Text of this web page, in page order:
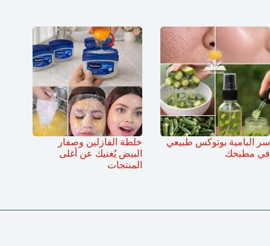
سر البامية بوتوكس طبيعي
في مطبخك
خلطة الفازلين وصفار
البيض يُغنيك عن أغلى
المنتجات